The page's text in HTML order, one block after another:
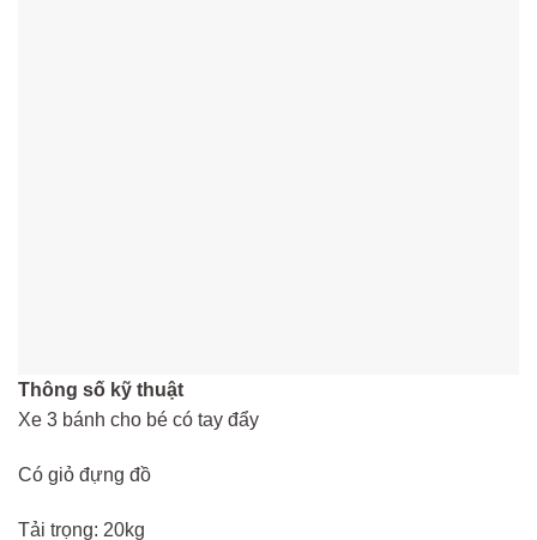
Thông số kỹ thuật
Xe 3 bánh cho bé có tay đẩy
Có giỏ đựng đồ
Tải trọng: 20kg